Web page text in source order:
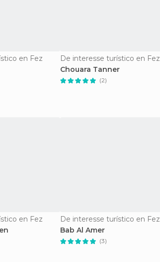
en Fez
De interesse turístico en Fez
Chouara Tanner
(2)
en Fez
De interesse turístico en Fez
Bab Al Amer
(3)